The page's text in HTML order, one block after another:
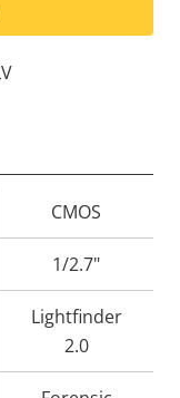
CMOS
1/2.7"
Lightfinder
2.0